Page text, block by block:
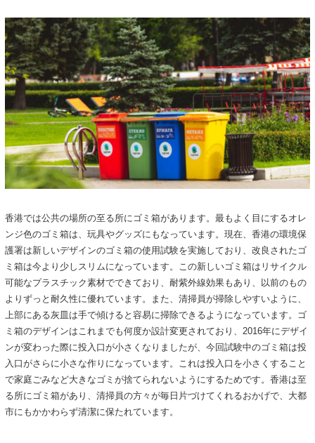
香港では公共の場所の至る所にゴミ箱があります。最もよく目にするオレ
ンジ色のゴミ箱は、玩具やグッズにもなっています。現在、香港の環境保
護署は新しいデザインのゴミ箱の使用試験を実施しており、改良されたゴ
ミ箱は今より少しスリムになっています。この新しいゴミ箱はリサイクル
可能なプラスチック素材でできており、耐紫外線効果もあり、以前のもの
よりずっと耐久性に優れています。また、清掃員が掃除しやすいように、
上部にある灰皿は手で傾けると容易に掃除できるようになっています。ゴ
ミ箱のデザインはこれまでも何度か設計変更されており、2016年にデザイ
ンが変わった際に投入口が小さくなりましたが、今回試験中のゴミ箱は投
入口がさらに小さな作りになっています。これは投入口を小さくすること
で家庭ごみなど大きなゴミが捨てられないようにするためです。香港は至
る所にゴミ箱があり、清掃員の方々が毎日片づけてくれるおかげで、大都
市にもかかわらず清潔に保たれています。